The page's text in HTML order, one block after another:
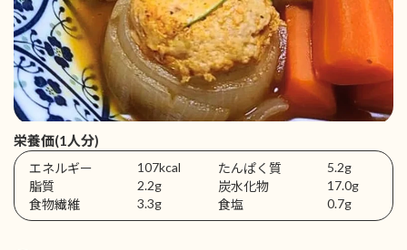
栄養価(1人分)
エネルギー 107kcal たんぱく質
5.2g
脂質
2.2g 炭水化物
17.0g
食物繊維
3.3g 食塩 0.7g